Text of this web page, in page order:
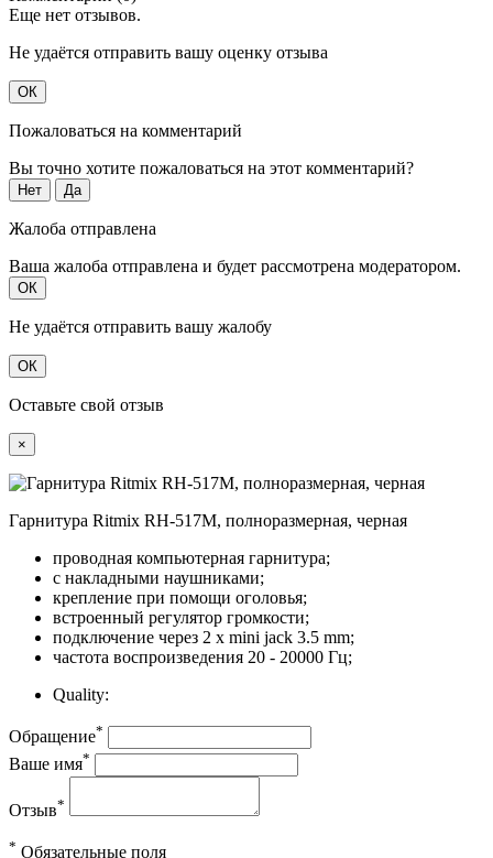
Еще нет отзывов.
Не удаётся отправить вашу оценку отзыва
ОК
Пожаловаться на комментарий
Вы точно хотите пожаловаться на этот комментарий?
Нет Да
Жалоба отправлена
Ваша жалоба отправлена и будет рассмотрена модератором.
ОК
Не удаётся отправить вашу жалобу
ОК
Оставьте свой отзыв
×
Гарнитура Ritmix RH-517М, полноразмерная, черная
проводная компьютерная гарнитура;
с накладными наушниками;
крепление при помощи оголовья;
встроенный регулятор громкости;
подключение через 2 x mini jack 3.5 mm;
частота воспроизведения 20 - 20000 Гц;
Quality:
Обращение*
Ваше имя*
Отзыв*
* Обязательные поля